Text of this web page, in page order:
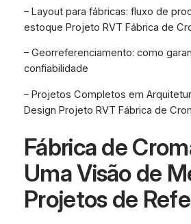
– Layout para fábricas: fluxo de
estoque Projeto RVT Fábrica de
– Georreferenciamento: como
confiabilidade
– Projetos Completos em
Design Projeto RVT Fábrica de
Fábrica de
Uma Visão de
Projetos de